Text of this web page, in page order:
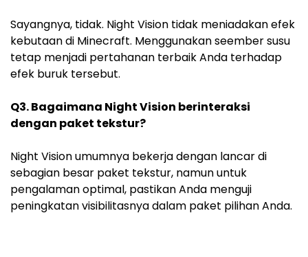
Sayangnya, tidak. Night Vision tidak meniadakan efek
kebutaan di Minecraft. Menggunakan seember susu
tetap menjadi pertahanan terbaik Anda terhadap
efek buruk tersebut.
Q3. Bagaimana Night Vision berinteraksi
dengan paket tekstur?
Night Vision umumnya bekerja dengan lancar di
sebagian besar paket tekstur, namun untuk
pengalaman optimal, pastikan Anda menguji
peningkatan visibilitasnya dalam paket pilihan Anda.